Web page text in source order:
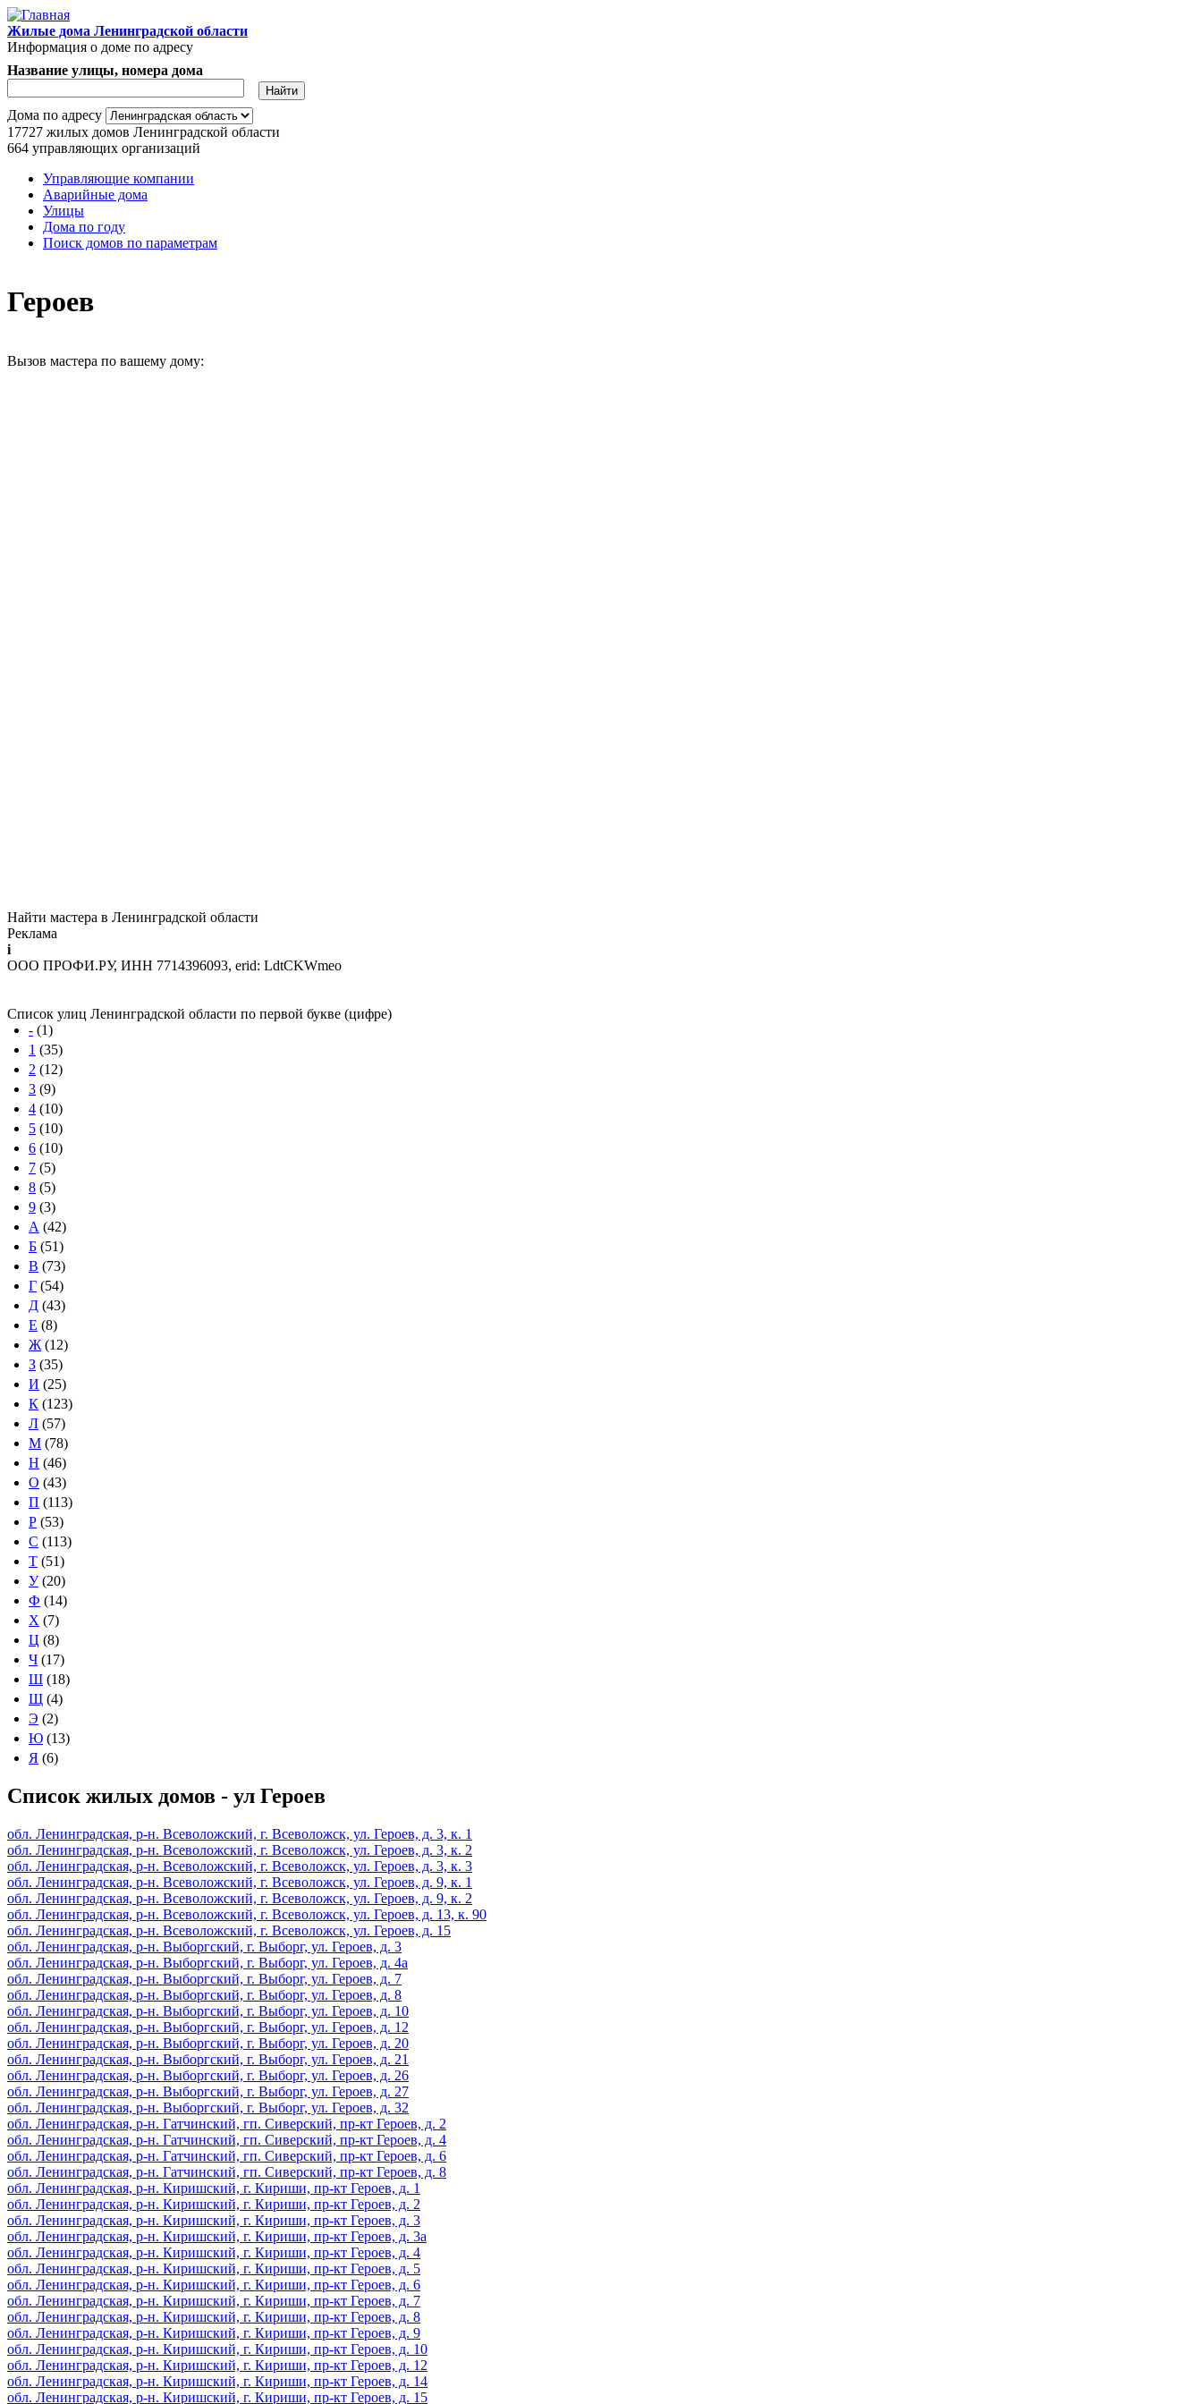
Перейти к основному содержанию
Жилые дома Ленинградской области
Информация о доме по адресу
Название улицы, номера дома
Дома по адресу
17727 жилых домов Ленинградской области
664 управляющих организаций
Главное меню
Управляющие компании
Аварийные дома
Улицы
Дома по году
Поиск домов по параметрам
Героев
Вызов мастера по вашему дому:
Найти мастера в Ленинградской области
Реклама
i
ООО ПРОФИ.РУ, ИНН 7714396093, erid: LdtCKWmeo
Список улиц Ленинградской области по первой букве (цифре)
- (1)
1 (35)
2 (12)
3 (9)
4 (10)
5 (10)
6 (10)
7 (5)
8 (5)
9 (3)
А (42)
Б (51)
В (73)
Г (54)
Д (43)
Е (8)
Ж (12)
З (35)
И (25)
К (123)
Л (57)
М (78)
Н (46)
О (43)
П (113)
Р (53)
С (113)
Т (51)
У(20)
Ф (14)
Х (7)
Ц (8)
Ч (17)
Ш (18)
Щ (4)
Э (2)
Ю (13)
Я (6)
Список жилых домов - ул Героев
обл. Ленинградская, р-н. Всеволожский, г. Всеволожск, ул. Героев, д. 3, к. 1
обл. Ленинградская, р-н. Всеволожский, г. Всеволожск, ул. Героев, д. 3, к. 2
обл. Ленинградская, р-н. Всеволожский, г. Всеволожск, ул. Героев, д. 3, к. 3
обл. Ленинградская, р-н. Всеволожский, г. Всеволожск, ул. Героев, д. 9, к. 1
обл. Ленинградская, р-н. Всеволожский, г. Всеволожск, ул. Героев, д. 9, к. 2
обл. Ленинградская, р-н. Всеволожский, г. Всеволожск, ул. Героев, д. 13, к. 90
обл. Ленинградская, р-н. Всеволожский, г. Всеволожск, ул. Героев, д. 15
обл. Ленинградская, р-н. Выборгский, г. Выборг, ул. Героев, д. 3
обл. Ленинградская, р-н. Выборгский, г. Выборг, ул. Героев, д. 4а
обл. Ленинградская, р-н. Выборгский, г. Выборг, ул. Героев, д. 7
обл. Ленинградская, р-н. Выборгский, г. Выборг, ул. Героев, д. 8
обл. Ленинградская, р-н. Выборгский, г. Выборг, ул. Героев, д. 10
обл. Ленинградская, р-н. Выборгский, г. Выборг, ул. Героев, д. 12
обл. Ленинградская, р-н. Выборгский, г. Выборг, ул. Героев, д. 20
обл. Ленинградская, р-н. Выборгский, г. Выборг, ул. Героев, д. 21
обл. Ленинградская, р-н. Выборгский, г. Выборг, ул. Героев, д. 26
обл. Ленинградская, р-н. Выборгский, г. Выборг, ул. Героев, д. 27
обл. Ленинградская, р-н. Выборгский, г. Выборг, ул. Героев, д. 32
обл. Ленинградская, р-н. Гатчинский, гп. Сиверский, пр-кт Героев, д. 2
обл. Ленинградская, р-н. Гатчинский, гп. Сиверский, пр-кт Героев, д. 4
обл. Ленинградская, р-н. Гатчинский, гп. Сиверский, пр-кт Героев, д. 6
обл. Ленинградская, р-н. Гатчинский, гп. Сиверский, пр-кт Героев, д. 8
обл. Ленинградская, р-н. Киришский, г. Кириши, пр-кт Героев, д. 1
обл. Ленинградская, р-н. Киришский, г. Кириши, пр-кт Героев, д. 2
обл. Ленинградская, р-н. Киришский, г. Кириши, пр-кт Героев, д. 3
обл. Ленинградская, р-н. Киришский, г. Кириши, пр-кт Героев, д. 3а
обл. Ленинградская, р-н. Киришский, г. Кириши, пр-кт Героев, д. 4
обл. Ленинградская, р-н. Киришский, г. Кириши, пр-кт Героев, д. 5
обл. Ленинградская, р-н. Киришский, г. Кириши, пр-кт Героев, д. 6
обл. Ленинградская, р-н. Киришский, г. Кириши, пр-кт Героев, д. 7
обл. Ленинградская, р-н. Киришский, г. Кириши, пр-кт Героев, д. 8
обл. Ленинградская, р-н. Киришский, г. Кириши, пр-кт Героев, д. 9
обл. Ленинградская, р-н. Киришский, г. Кириши, пр-кт Героев, д. 10
обл. Ленинградская, р-н. Киришский, г. Кириши, пр-кт Героев, д. 12
обл. Ленинградская, р-н. Киришский, г. Кириши, пр-кт Героев, д. 14
обл. Ленинградская, р-н. Киришский, г. Кириши, пр-кт Героев, д. 15